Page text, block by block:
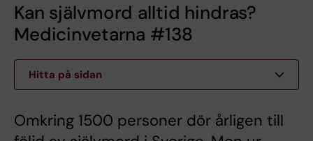
Kan självmord alltid hindras?
Medicinvetarna #138
Hitta på sidan
Omkring 1500 personer dör årligen till